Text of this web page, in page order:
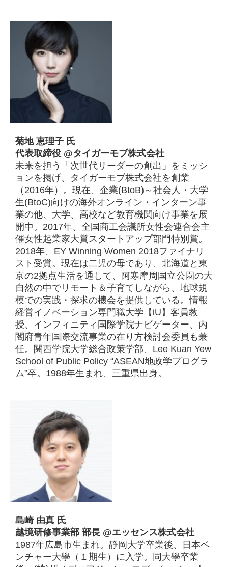
菊地 恵理子 氏
代表取締役 @タイガーモブ株式会社
未来を担う「次世代リーダーの創出」をミッシ
ョンを掲げ、タイガーモブ株式会社を創業
（2016年）。現在、企業(BtoB)～社会人・大学
生(BtoC)向けの海外オンライン・インターン事
業の他、大学、高校など教育機関向け事業を展
開中。2017年、全国商工会議所女性会連合会主
催女性起業家大賞スタートアップ部門特別賞。
2018年、EY Winning Women 2018ファイナリ
スト受賞。現在は二児の母であり、北海道と東
京の2拠点生活を通して、阿寒摩周国立公園の大
自然の中でリモート＆子育てしながら、地球規
模での実践・探求の機会を提供している。情報
経営イノベーション専門職大学【iU】客員教
授、インフィニティ国際学院ナビゲーター、内
閣府青年国際交流事業の在り方検討会委員も兼
任。関西学院大学総合政策学部、Lee Kuan Yew
School of Public Policy “ASEAN地政学プログラ
ム”卒。1988年生まれ、三重県出身。
島崎 由真 氏
越境研修事業部 部長 @エッセンス株式会社
1987年広島市生まれ。静岡大学卒業後、日本ベ
ンチャー大學（１期生）に入学。同大學卒業